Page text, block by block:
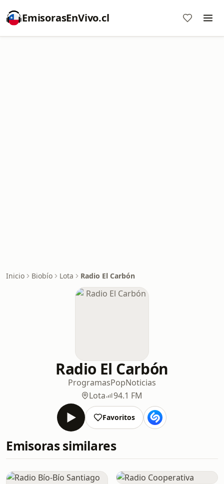
EmisorasEnVivo.cl
Inicio Biobío Lota Radio El Carbón
Radio El Carbón
ProgramasPopNoticias
Lota
94.1 FM
Favoritos
Emisoras similares